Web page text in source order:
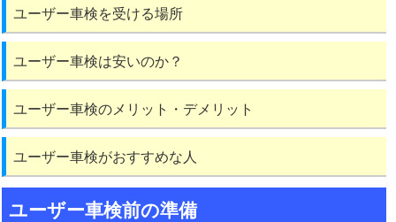
ユーザー車検を受ける場所
ユーザー車検は安いのか？
ユーザー車検のメリット・デメリット
ユーザー車検がおすすめな人
ユーザー車検前の準備